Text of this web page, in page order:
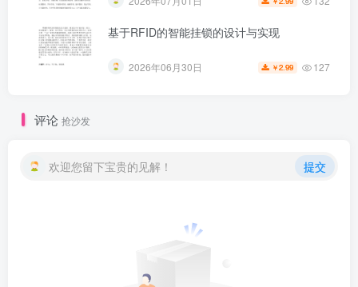
第5页 / 共37页
基于RFID的智能挂锁的设计与实现
2026年06月30日 ￥2.99 127
评论 抢沙发
欢迎您留下宝贵的见解！ 提交